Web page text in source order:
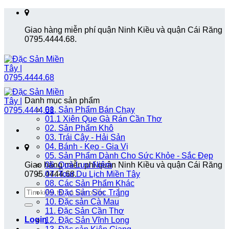
Skip
contentGiao hàng miễn phí quận Ninh Kiều và quận Cái Răng
0795.4444.68.
Giao hàng miễn phí quận Ninh Kiều và quận Cái Răng
0795.4444.68.
Search
for:
Login
Danh mục sản phẩm
01. Sản Phẩm Bán Chạy
01.1 Xiên Que Gà Rán Cần Thơ
02. Sản Phẩm Khô
03. Trái Cây - Hải Sản
04. Bánh - Kẹo - Gia Vị
05. Sản Phẩm Dành Cho Sức Khỏe - Sắc Đẹp
06. Quà Lưu Niệm
07. Tour Du Lịch Miền Tây
08. Các Sản Phẩm Khác
09. Đặc Sản Sóc Trăng
10. Đặc sản Cà Mau
11. Đặc Sản Cần Thơ
12. Đặc Sản Vĩnh Long